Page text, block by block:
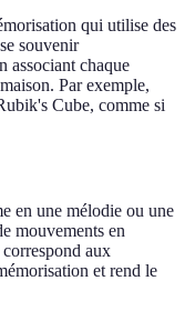
qui utilise des
souvenir
associant chaque
Par exemple,
Cube, comme si
en une mélodie ou une
mouvements en
aux
et rend le